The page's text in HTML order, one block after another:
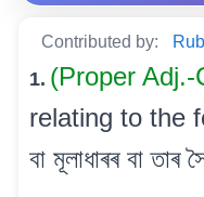
Contributed by:
1. (Proper Adj.-
relating to the
বা মূলাধাৰৰ বা তাৰ